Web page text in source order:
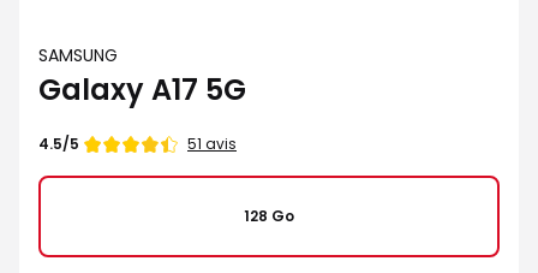
SAMSUNG
Galaxy A17 5G
4.5/5 Note
4.5
51 avis
128 Go